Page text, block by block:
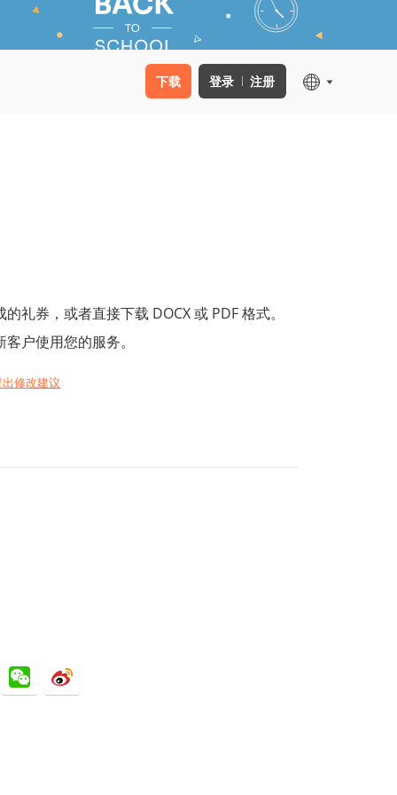
下载 登录 注册
礼券，或者直接下载 DOCX 或 PDF 格式。
户使用您的服务。
修改建议